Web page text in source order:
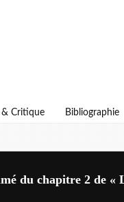
& Critique Bibliographie
du chapitre 2 de «